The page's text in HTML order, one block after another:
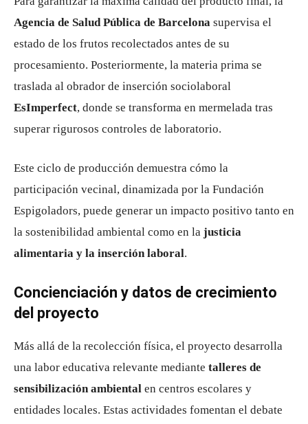
Agencia de Salud Pública de Barcelona supervisa el
estado de los frutos recolectados antes de su
procesamiento. Posteriormente, la materia prima se
traslada al obrador de inserción sociolaboral
EsImperfect, donde se transforma en mermelada tras
superar rigurosos controles de laboratorio.
Este ciclo de producción demuestra cómo la
participación vecinal, dinamizada por la Fundación
Espigoladors, puede generar un impacto positivo tanto en
la sostenibilidad ambiental como en la justicia
alimentaria y la inserción laboral.
Concienciación y datos de crecimiento
del proyecto
Más allá de la recolección física, el proyecto desarrolla
una labor educativa relevante mediante talleres de
sensibilización ambiental en centros escolares y
entidades locales. Estas actividades fomentan el debate